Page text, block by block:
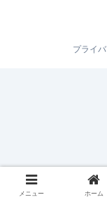
プライ
メニュー ホーム